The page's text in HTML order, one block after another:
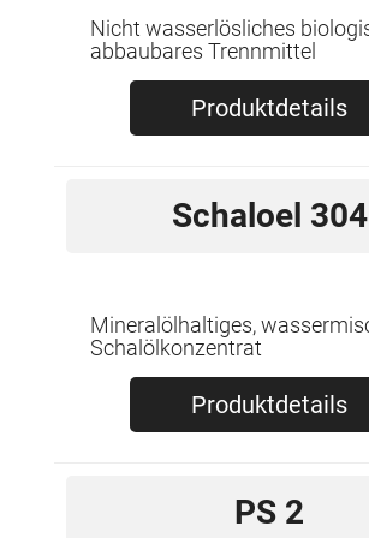
Nicht wasserlösliches
abbaubares Trennmittel
Produktdetails
Schaloel 304
Mineralölhaltiges,
Schalölkonzentrat
Produktdetails
PS 2